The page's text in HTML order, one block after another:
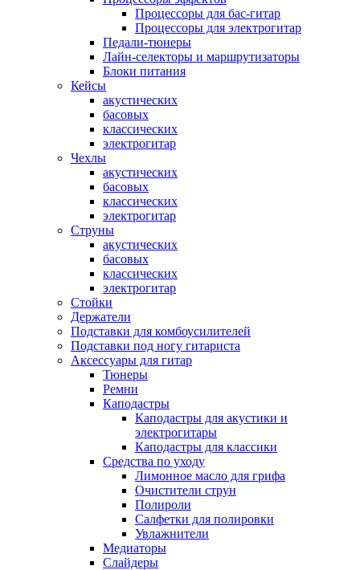
Процессоры для бас-гитар
Процессоры для электрогитар
Педали-тюнеры
Лайн-селекторы и маршрутизаторы
Блоки питания
Кейсы
акустических
басовых
классических
электрогитар
Чехлы
акустических
басовых
классических
электрогитар
Струны
акустических
басовых
классических
электрогитар
Стойки
Держатели
Подставки для комбоусилителей
Подставки под ногу гитариста
Аксессуары для гитар
Тюнеры
Ремни
Каподастры
Каподастры для акустики и
электрогитары
Каподастры для классики
Средства по уходу
Лимонное масло для грифа
Очистители струн
Полироли
Салфетки для полировки
Увлажнители
Медиаторы
Слайдеры